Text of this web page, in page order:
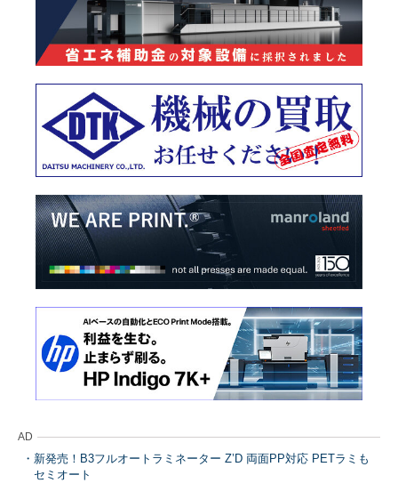
AD
新発売！B3フルオートラミネーター Z’D 両面PP対応 PETラミも
セミオート